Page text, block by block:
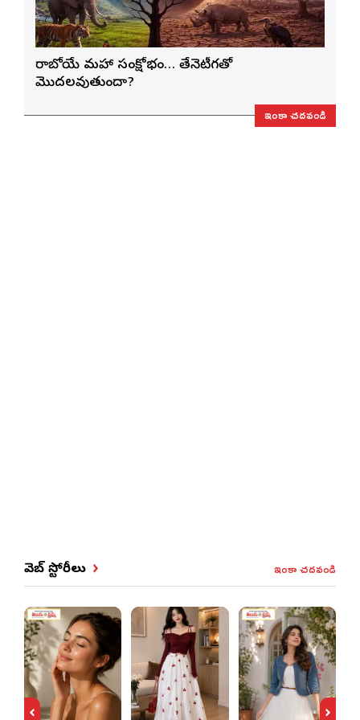
రాబోయే మహా సంక్షోభం… తేనెటీగతో
మొదలవుతుందా?
ఇంకా చదవండి
వెబ్ స్టోరీలు ఇంకా చదవండి